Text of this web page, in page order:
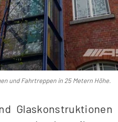
und Fahrtreppen in 25 Metern Höhe.